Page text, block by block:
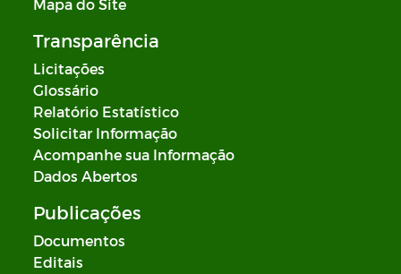
Mapa do Site
Transparência
Licitações
Glossário
Relatório Estatístico
Solicitar Informação
Acompanhe sua Informação
Dados Abertos
Publicações
Documentos
Editais